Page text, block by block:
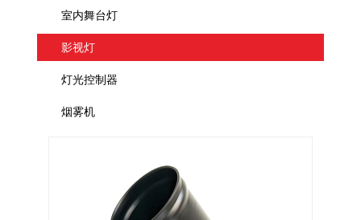
室内舞台灯
影视灯
灯光控制器
烟雾机